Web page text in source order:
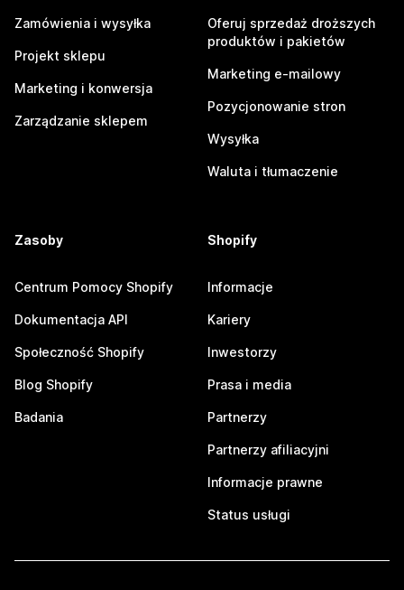
Zamówienia i wysyłka
Projekt sklepu
Marketing i konwersja
Zarządzanie sklepem
Oferuj sprzedaż droższych
produktów i pakietów
Marketing e-mailowy
Pozycjonowanie stron
Wysyłka
Waluta i tłumaczenie
Zasoby
Centrum Pomocy Shopify
Dokumentacja API
Społeczność Shopify
Blog Shopify
Badania
Shopify
Informacje
Kariery
Inwestorzy
Prasa i media
Partnerzy
Partnerzy afiliacyjni
Informacje prawne
Status usługi